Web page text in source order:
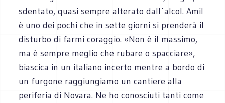
sdentato, quasi sempre alterato dall´alcol. Amil
è uno dei pochi che in sette giorni si prenderà il
disturbo di farmi coraggio. «Non è il massimo,
ma è sempre meglio che rubare o spacciare»,
biascica in un italiano incerto mentre a bordo di
un furgone raggiungiamo un cantiere alla
periferia di Novara. Ne ho conosciuti tanti come